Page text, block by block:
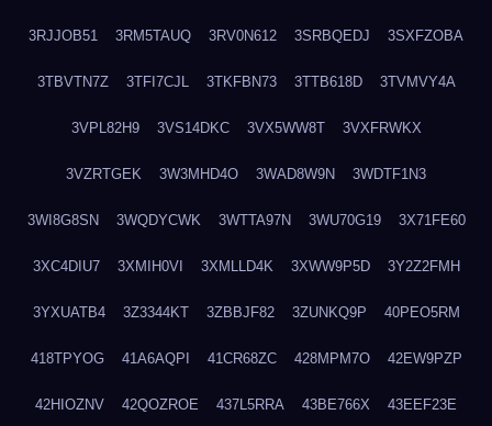
3RJJOB51 3RM5TAUQ 3RV0N612 3SRBQEDJ 3SXFZOBA
3TBVTN7Z 3TFI7CJL 3TKFBN73 3TTB618D 3TVMVY4A
3VPL82H9 3VS14DKC 3VX5WW8T 3VXFRWKX
3VZRTGEK 3W3MHD4O 3WAD8W9N 3WDTF1N3
3WI8G8SN 3WQDYCWK 3WTTA97N 3WU70G19 3X71FE60
3XC4DIU7 3XMIH0VI 3XMLLD4K 3XWW9P5D 3Y2Z2FMH
3YXUATB4 3Z3344KT 3ZBBJF82 3ZUNKQ9P 40PEO5RM
418TPYOG 41A6AQPI 41CR68ZC 428MPM7O 42EW9PZP
42HIOZNV 42QOZROE 437L5RRA 43BE766X 43EEF23E